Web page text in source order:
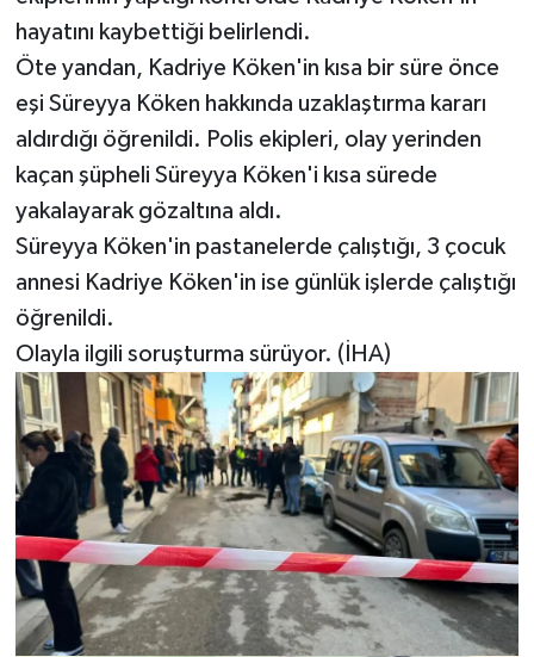
hayatını kaybettiği belirlendi.
Öte yandan, Kadriye Köken'in kısa bir süre önce
eşi Süreyya Köken hakkında uzaklaştırma kararı
aldırdığı öğrenildi. Polis ekipleri, olay yerinden
kaçan şüpheli Süreyya Köken'i kısa sürede
yakalayarak gözaltına aldı.
Süreyya Köken'in pastanelerde çalıştığı, 3 çocuk
annesi Kadriye Köken'in ise günlük işlerde çalıştığı
öğrenildi.
Olayla ilgili soruşturma sürüyor. (İHA)